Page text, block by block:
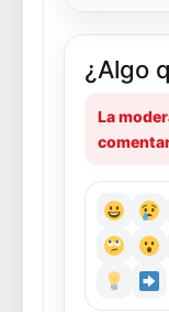
¿Algo
La